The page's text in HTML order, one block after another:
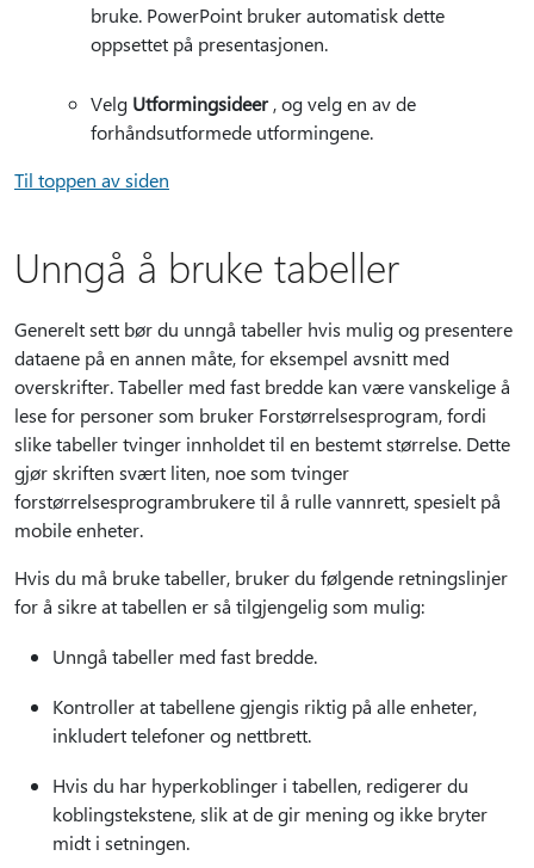
bruke. PowerPoint bruker automatisk dette
oppsettet på presentasjonen.
Velg Utformingsideer, og velg en av de
forhåndsutformede utformingene.
Til toppen av siden
Unngå å bruke tabeller
Generelt sett bør du unngå tabeller hvis mulig og presentere
dataene på en annen måte, for eksempel avsnitt med
overskrifter. Tabeller med fast bredde kan være vanskelige å
lese for personer som bruker Forstørrelsesprogram, fordi
slike tabeller tvinger innholdet til en bestemt størrelse. Dette
gjør skriften svært liten, noe som tvinger
forstørrelsesprogrambrukere til å rulle vannrett, spesielt på
mobile enheter.
Hvis du må bruke tabeller, bruker du følgende retningslinjer
for å sikre at tabellen er så tilgjengelig som mulig:
Unngå tabeller med fast bredde.
Kontroller at tabellene gjengis riktig på alle enheter,
inkludert telefoner og nettbrett.
Hvis du har hyperkoblinger i tabellen, redigerer du
koblingstekstene, slik at de gir mening og ikke bryter
midt i setningen.